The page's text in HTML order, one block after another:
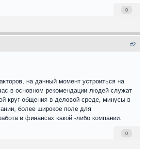
0
#2
на данный момент устроиться на
в основном рекомендации людей служат
круг общения в деловой среде, минусы в
более широкое поле для
в финансах какой -либо компании.
0